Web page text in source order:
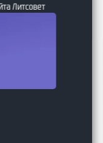
Литсовет